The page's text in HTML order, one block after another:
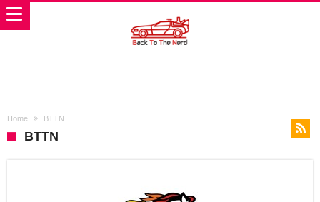
Home BTTN
BTTN